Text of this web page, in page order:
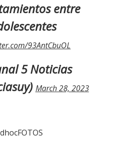
entre
93AntCbuOL
5 Noticias
March 28, 2023